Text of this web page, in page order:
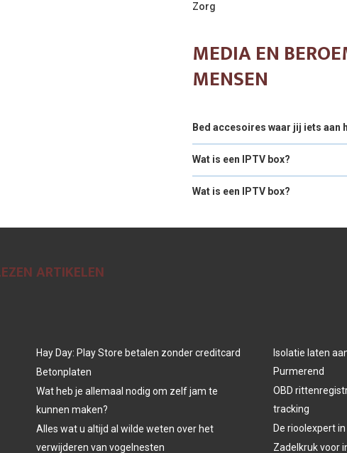
Zorg
MEDIA EN
MENSEN
Bed accesoires waar jij iets aan
Wat is een IPTV box?
Wat is een IPTV box?
ARTIKELEN
Hay Day: Play Store betalen zonder creditcard
Betonplaten
Wat heb je allemaal nodig om zelf jam te
kunnen maken?
Alles wat u altijd al wilde weten over het
verwijderen van vogelnesten
Isolatie laten
Purmerend
OBD
tracking
De rioolexpert
Zadelkruk voor